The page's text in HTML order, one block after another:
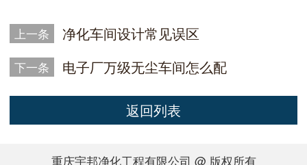
上一条 净化车间设计常见误区
下一条 电子厂万级无尘车间怎么配
返回列表
重庆宇邦净化工程有限公司 @ 版权所有